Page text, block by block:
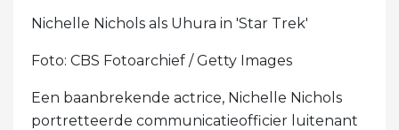
Nichelle Nichols als Uhura in 'Star Trek'
Foto: CBS Fotoarchief / Getty Images
Een baanbrekende actrice, Nichelle Nichols
portretteerde communicatieofficier luitenant